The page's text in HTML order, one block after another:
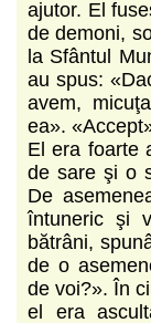
ajutor. El
de demoni,
la Sfântul
au spus:
avem,
ea».
El era foarte
de sare şi o
De
întuneric şi
bătrâni,
de o
de voi?». În
el era